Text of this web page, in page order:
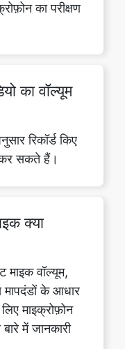
का परीक्षण
का वॉल्यूम
रिकॉर्ड किए
कर सकते हैं।
क्या
माइक वॉल्यूम,
के आधार
माइक्रोफ़ोन
में जानकारी